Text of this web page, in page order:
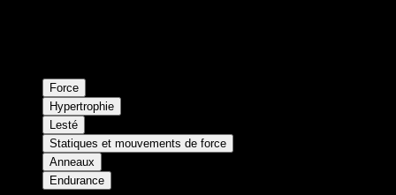
Force
Hypertrophie
Lesté
Statiques et mouvements de force
Anneaux
Endurance